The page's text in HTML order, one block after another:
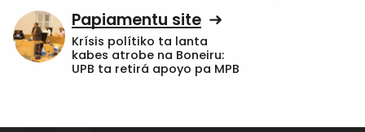
Papiamentu site
Krísis polítiko ta lanta
kabes atrobe na Boneiru:
UPB ta retirá apoyo pa MPB